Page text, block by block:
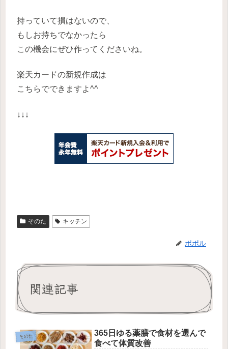
持っていて損はないので、
もしお持ちでなかったら
この機会にぜひ作ってくださいね。
楽天カードの新規作成は
こちらでできますよ^^
↓↓↓
そのた キッチン
ポポル
関連記事
そのた
365日ゆる薬膳で食材を選んで
食べて体質改善